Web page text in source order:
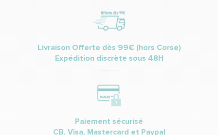
Livraison Offerte dès 99€ (hors Corse)
Expédition discrète sous 48H
Paiement sécurisé
CB, Visa, Mastercard et Paypal